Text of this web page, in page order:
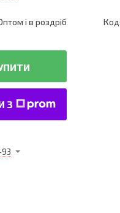
і в роздріб Код:
З